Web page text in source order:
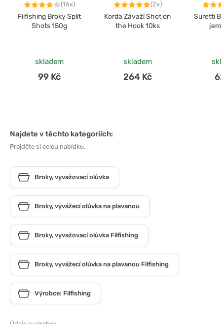
(16x)
Filfishing Broky Split
Shots 150g
skladem
99 Kč
(2x)
Korda Závaží Shot on
the Hook 10ks
skladem
264 Kč
Suretti
Najdete v těchto kategoriích:
Projděte si celou nabídku.
Broky, vyvažovací olůvka
Broky, vyvážecí olůvka na plavanou
Broky, vyvažovací olůvka Filfishing
Broky, vyvážecí olůvka na plavanou Filfishing
Výrobce: Filfishing